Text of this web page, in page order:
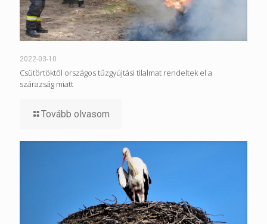
2022-03-10
Csütörtöktől országos tűzgyújtási tilalmat rendeltek el a
szárazság miatt
Tovább olvasom